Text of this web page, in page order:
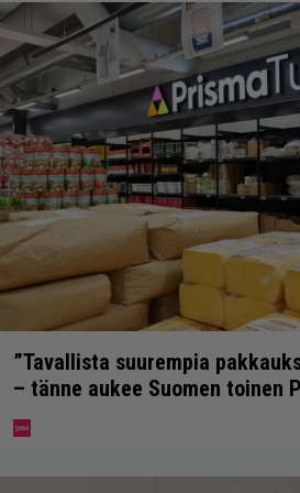
”Tavallista suurempia
– tänne aukee Suomen toinen